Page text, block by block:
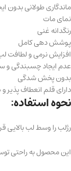
ماندگاری طولانی
نمای مات
رنگدانه غنی
پوشش دهی کامل
افزایش نرمی و لطافت
عدم ایجاد چسبندگی و
بدون پخش شدگی
دارای قلم انعطاف پذیر
نحوه استفاده:
رژلب را وسط لب بالایی
این محصول به راحتی